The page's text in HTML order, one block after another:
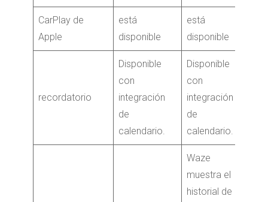
CarPlay de
Apple
está
disponible
está
disponible
recordatorio
Disponible
con
integración
de
calendario.
Disponible
con
integración
de
calendario.
Waze
muestra el
historial de